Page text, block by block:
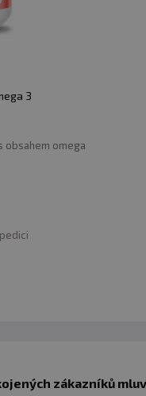
3
obsahem omega
zákazníků